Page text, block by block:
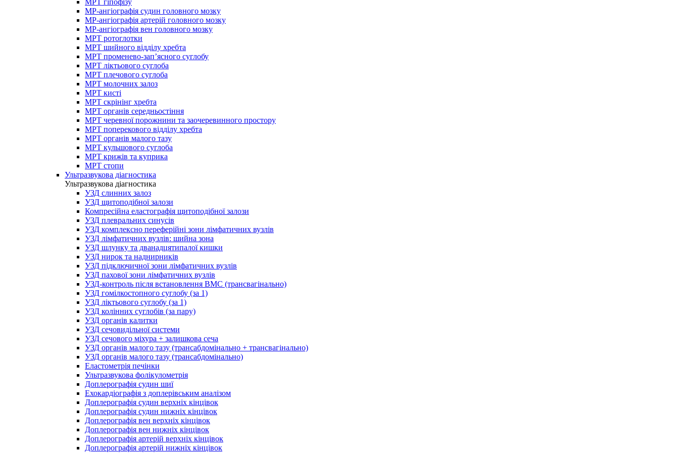
МРТ гіпофізу
МР-ангіографія судин головного мозку
МР-ангіографія артерій головного мозку
МР-ангіографія вен головного мозку
МРТ ротоглотки
МРТ шийного відділу хребта
МРТ променево-зап’ясного суглобу
МРТ ліктьового суглоба
МРТ плечового суглоба
МРТ молочних залоз
МРТ кисті
МРТ скрінінг хребта
МРТ органів середньостіння
МРТ черевної порожнини та заочеревинного простору
МРТ поперекового відділу хребта
МРТ органів малого тазу
МРТ кульшового суглоба
МРТ крижів та куприка
МРТ стопи
Ультразвукова діагностика
Ультразвукова діагностика
УЗД слинних залоз
УЗД щитоподібної залози
Компресійна еластографія щитоподібної залози
УЗД плевральних синусів
УЗД комплексно переферійні зони лімфатичних вузлів
УЗД лімфатичних вузлів: шийна зона
УЗД шлунку та дванадцятипалої кишки
УЗД нирок та наднирників
УЗД підключичної зони лімфатичних вузлів
УЗД пахової зони лімфатичних вузлів
УЗД-контроль після встановлення ВМС (трансвагінально)
УЗД гомілкостопного суглобу (за 1)
УЗД ліктьового суглобу (за 1)
УЗД колінних суглобів (за пару)
УЗД органів калитки
УЗД сечовидільної системи
УЗД сечового міхура + залишкова сеча
УЗД органів малого тазу (трансабдомінально + трансвагінально)
УЗД органів малого тазу (трансабдомінально)
Еластометрія печінки
Ультразвукова фолікулометрія
Доплерографія судин шиї
Ехокардіографія з доплерівським аналізом
Доплерографія судин верхніх кінцівок
Доплерографія судин нижніх кінцівок
Доплерографія вен верхніх кінцівок
Доплерографія вен нижніх кінцівок
Доплерографія артерій верхніх кінцівок
Доплерографія артерій нижніх кінцівок